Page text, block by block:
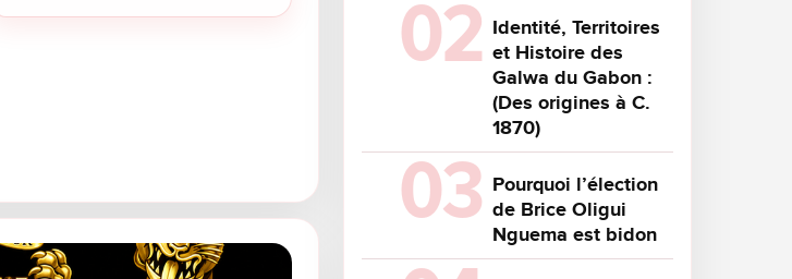
Identité, Territoires
et Histoire des
Galwa du Gabon :
(Des origines à C.
1870)
Pourquoi l’élection
de Brice Oligui
Nguema est bidon